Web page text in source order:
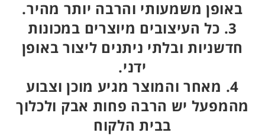
באופן משמעותי והרבה יותר מהיר.
3. כל העיצובים מיוצרים במכונות
חדשניות ובלתי ניתנים ליצור באופן
ידני.
4. מאחר והמוצר מגיע מוכן וצבוע
מהמפעל יש הרבה פחות אבק ולכלוך
בבית הלקוח